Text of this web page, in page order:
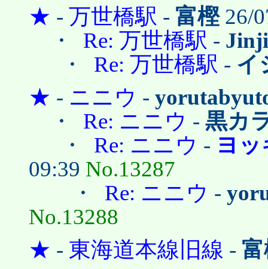
★ - 万世橋駅 - 富樫26/
・ Re: 万世橋駅 -
・ Re: 万世橋駅 - イ
★ - ニニウ -
・ Re: ニニウ - 黒カ
・ Re: ニニウ - ヨ
09:39 No.13287
・ Re: ニニウ -
No.13288
★ - 東海道本線旧線 -